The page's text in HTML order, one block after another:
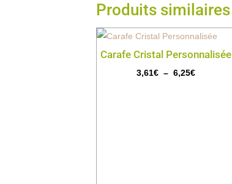
Produits similaires
Carafe Cristal Personnalisée
3,61€ – 6,25€Plage